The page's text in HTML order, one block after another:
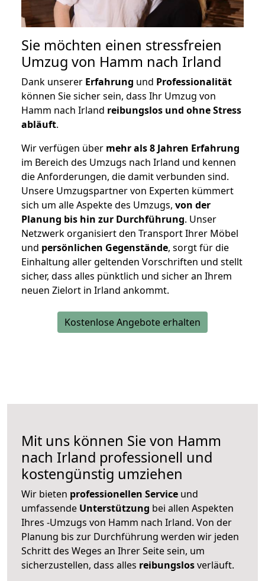
Sie möchten einen stressfreien
Umzug von Hamm nach Irland
Dank unserer Erfahrung und Professionalität
können Sie sicher sein, dass Ihr Umzug von
Hamm nach Irland reibungslos und ohne Stress
abläuft.
Wir verfügen über mehr als 8 Jahren Erfahrung
im Bereich des Umzugs nach Irland und kennen
die Anforderungen, die damit verbunden sind.
Unsere Umzugspartner von Experten kümmert
sich um alle Aspekte des Umzugs, von der
Planung bis hin zur Durchführung. Unser
Netzwerk organisiert den Transport Ihrer Möbel
und persönlichen Gegenstände, sorgt für die
Einhaltung aller geltenden Vorschriften und stellt
sicher, dass alles pünktlich und sicher an Ihrem
neuen Zielort in Irland ankommt.
Kostenlose Angebote erhalten
Mit uns können Sie von Hamm
nach Irland professionell und
kostengünstig umziehen
Wir bieten professionellen Service und
umfassende Unterstützung bei allen Aspekten
Ihres -Umzugs von Hamm nach Irland. Von der
Planung bis zur Durchführung werden wir jeden
Schritt des Weges an Ihrer Seite sein, um
sicherzustellen, dass alles reibungslosverläuft.